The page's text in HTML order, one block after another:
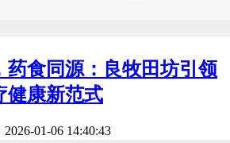
药食同源：良牧田坊引领
健康新范式
01-06 14:40:43